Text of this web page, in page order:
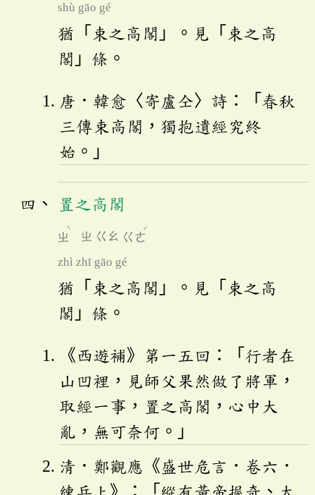
shù gāo gé
猶「束之高閣」。見「束之高
閣」條。
唐．韓愈〈寄盧仝〉詩：「春秋
三傳束高閣，獨抱遺經究終
始。」
置之高閣
ㄓ
ˋ
ㄓ ㄍㄠ ㄍㄜ
ˊ
zhì zhī gāo gé
猶「束之高閣」。見「束之高
閣」條。
《西遊補》第一五回：「行者在
山凹裡，見師父果然做了將軍，
取經一事，置之高閣，心中大
亂，無可奈何。」
清．鄭觀應《盛世危言．卷六．
練兵上》：「縱有黃帝握奇、太